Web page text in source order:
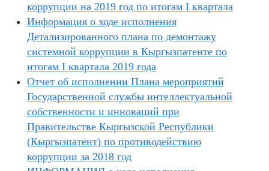
коррупции на 2019 год по итогам I квартала
Информация о ходе исполнения
Детализированного плана по демонтажу
системной коррупции в Кыргызпатенте по
итогам I квартала 2019 года
Отчет об исполнении Плана мероприятий
Государственной службы интеллектуальной
собственности и инноваций при
Правительстве Кыргызской Республики
(Кыргызпатент) по противодействию
коррупции за 2018 год